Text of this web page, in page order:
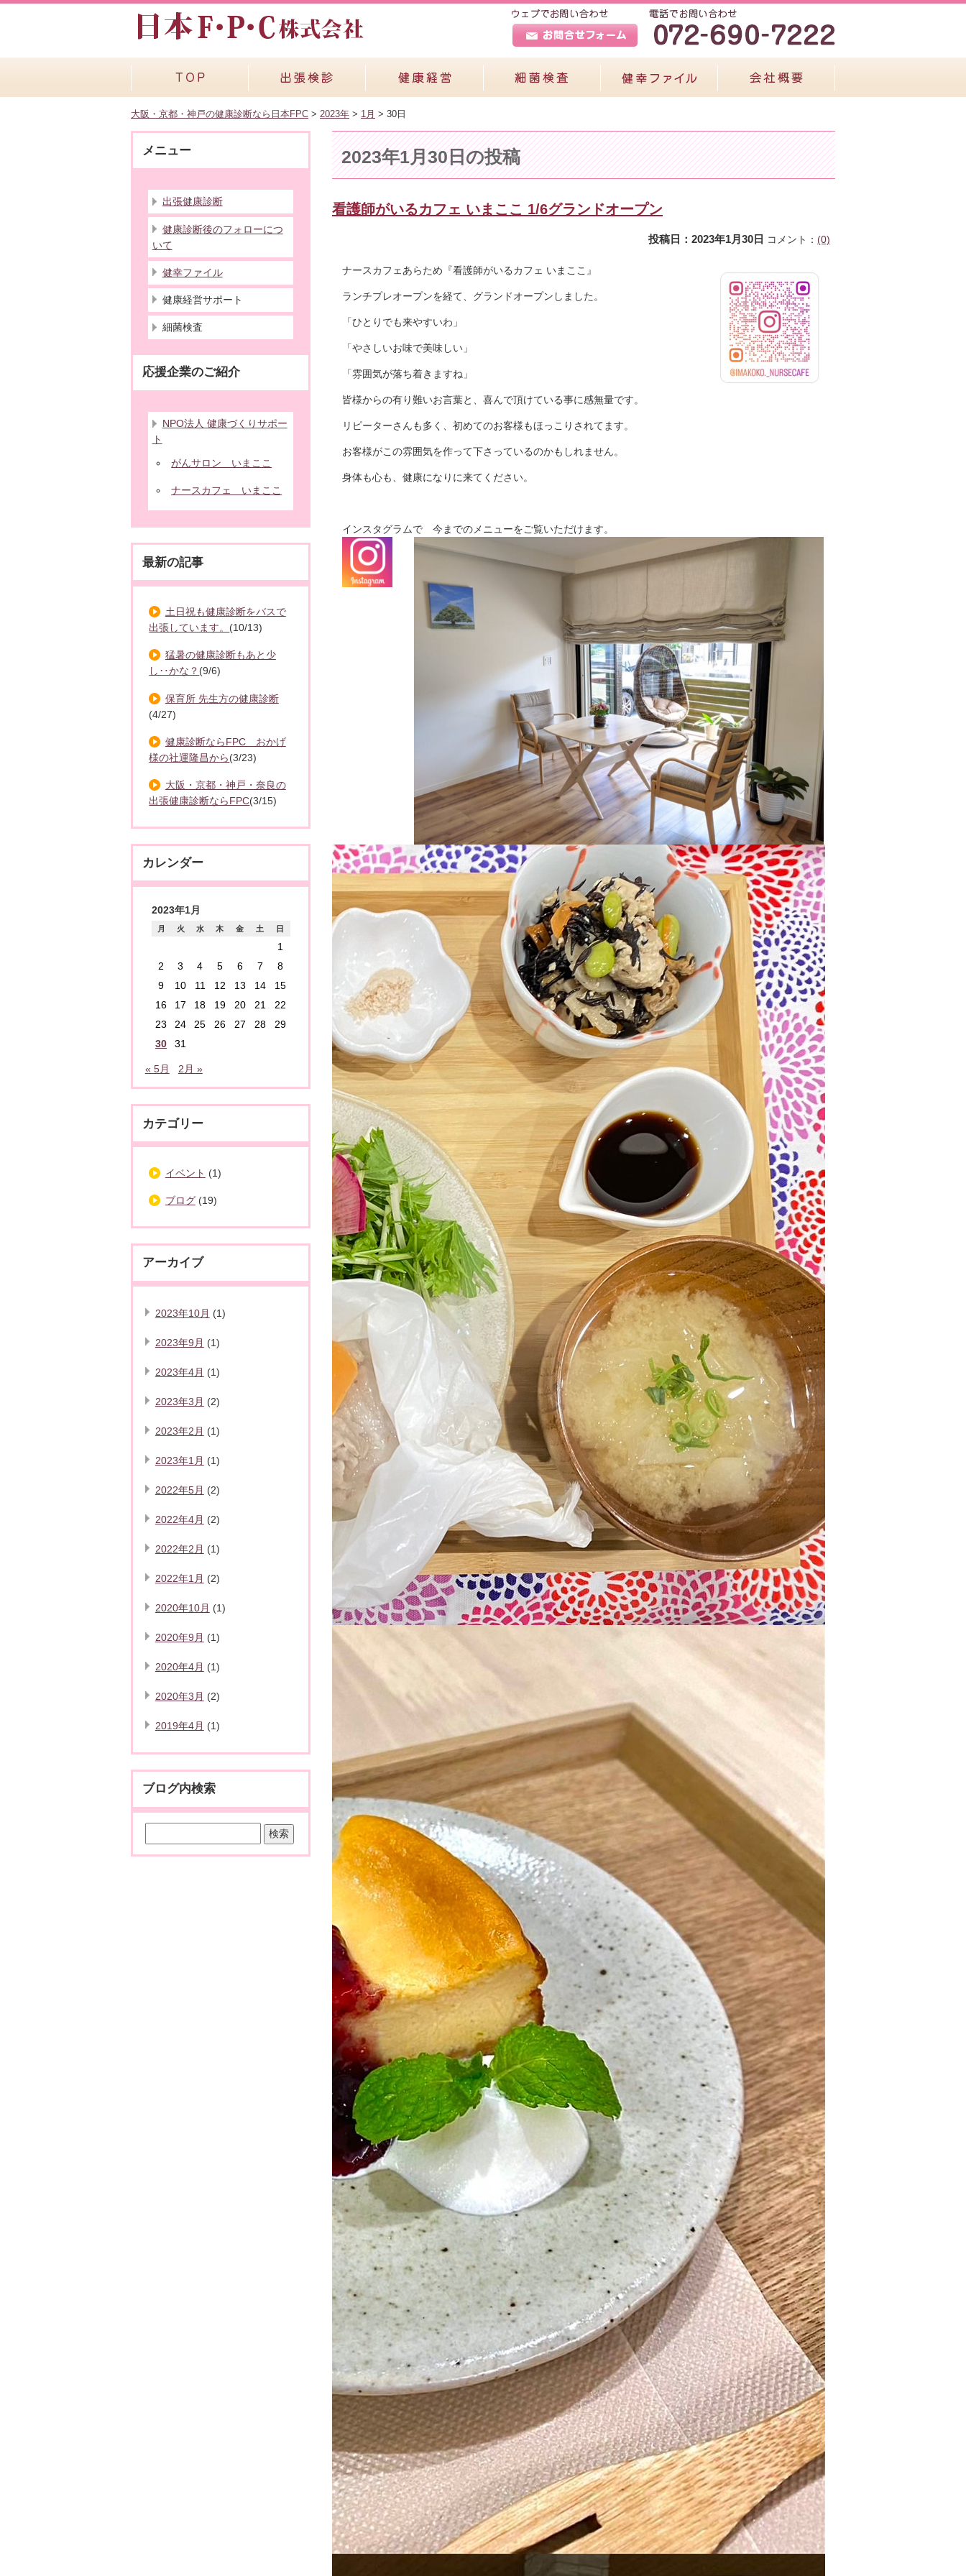
大阪・京都・神戸の健康診断なら日本FPC > 2023年 > 1月 > 30日
2023年1月30日の投稿
看護師がいるカフェ いまここ 1/6グランドオープン
投稿日：2023年1月30日 コメント： (0)
ナースカフェあらため『看護師がいるカフェ いまここ』
ランチプレオープンを経て、グランドオープンしました。
「ひとりでも来やすいわ」
「やさしいお味で美味しい」
「雰囲気が落ち着きますね」
皆様からの有り難いお言葉と、喜んで頂けている事に感無量です。
リピーターさんも多く、初めてのお客様もほっこりされてます。
お客様がこの雰囲気を作って下さっているのかもしれません。
身体も心も、健康になりに来てください。
インスタグラムで 今までのメニューをご覧いただけます。
メニュー
出張健康診断
健康診断後のフォローにつ
いて
健幸ファイル
健康経営サポート
細菌検査
応援企業のご紹介
NPO法人 健康づくりサポー
ト
がんサロン いまここ
ナースカフェ いまここ
最新の記事
土日祝も健康診断をバスで
出張しています。 (10/13)
猛暑の健康診断もあと少
し‥かな？ (9/6)
保育所 先生方の健康診断
(4/27)
健康診断ならFPC おかげ
様の社運隆昌から(3/23)
大阪・京都・神戸・奈良の
出張健康診断ならFPC(3/15)
カレンダー
2023年1月
月 火 水 木 金 土 日
1
2
3 4 5 6 7
8
9
10 11 12 13 14
15
16
17 18 19 20 21
22
23
24 25 26 27 28
29
30
31
« 5月 2月 »
カテゴリー
イベント (1)
ブログ(19)
アーカイブ
2023年10月 (1)
2023年9月 (1)
2023年4月 (1)
2023年3月 (2)
2023年2月 (1)
2023年1月 (1)
2022年5月 (2)
2022年4月 (2)
2022年2月 (1)
2022年1月 (2)
2020年10月 (1)
2020年9月 (1)
2020年4月 (1)
2020年3月 (2)
2019年4月 (1)
ブログ内検索